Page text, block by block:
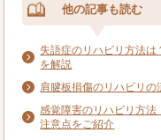
他の記事も読む
失語症のリハビリ方法は
を解説
肩腱板損傷のリハビリ
感覚障害のリハビリ方
注意点をご紹介